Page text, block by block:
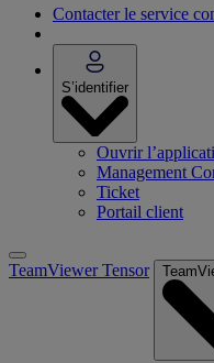
Contacter le service
S’identifier
Ouvrir
Management
Ticket
Portail client
TeamViewer Tensor